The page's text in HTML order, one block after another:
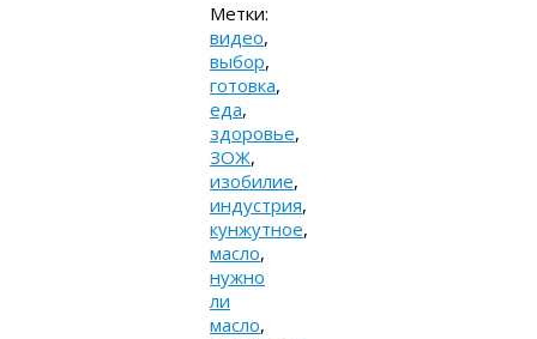
Метки:
видео,
выбор,
готовка,
еда,
здоровье,
ЗОЖ,
изобилие,
индустрия,
кунжутное,
масло,
нужно
ли
масло,